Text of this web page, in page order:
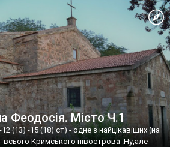
Феодосія. Місто Ч.1
(13) -15 (18) ст) - одне з найцікавіших (на
Кримського півострова .Ну,але